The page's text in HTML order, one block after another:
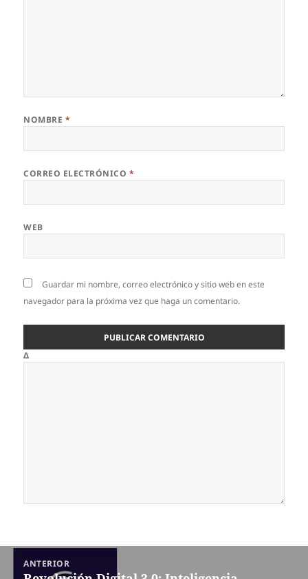
NOMBRE *
CORREO ELECTRÓNICO *
WEB
Guardar mi nombre, correo electrónico y sitio web en este
navegador para la próxima vez que haga un comentario.
Δ
ANTERIOR